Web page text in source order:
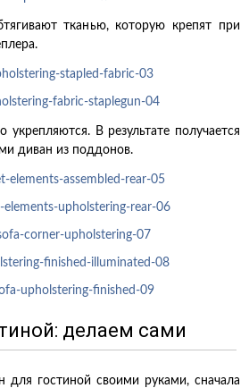
тканью, которую крепят при
укрепляются. В результате получается
диван из поддонов.
делаем сами
для гостиной своими руками, сначала